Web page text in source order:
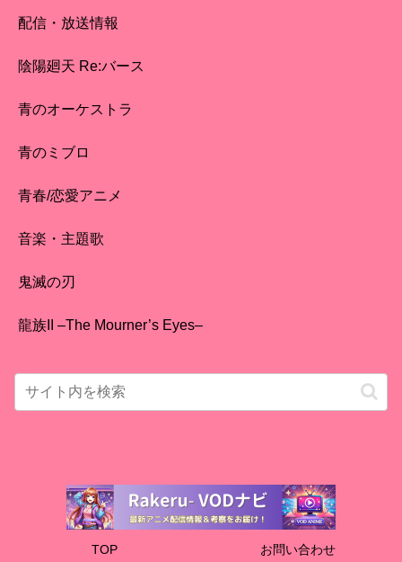
配信・放送情報
陰陽廻天 Re:バース
青のオーケストラ
青のミブロ
青春/恋愛アニメ
音楽・主題歌
鬼滅の刃
龍族II –The Mourner’s Eyes–
TOP お問い合わせ